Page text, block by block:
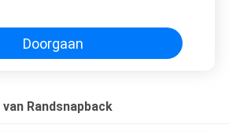
Rand
Doorgaan
Randsnapback